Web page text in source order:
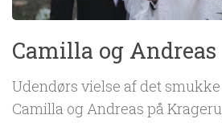
Camilla og Andreas
Udendørs vielse af det
Camilla og Andreas på